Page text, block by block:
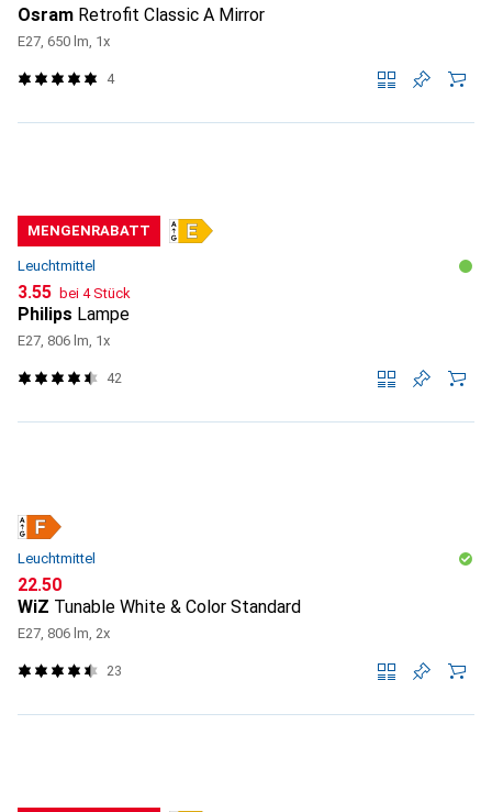
Osram Retrofit Classic A Mirror
E27, 650 lm, 1x
4
MENGENRABATT
Leuchtmittel
CHF
3.55 bei 4 Stück
Philips Lampe
E27, 806 lm, 1x
42
Leuchtmittel
CHF
22.50
WiZ Tunable White & Color Standard
E27, 806 lm, 2x
23